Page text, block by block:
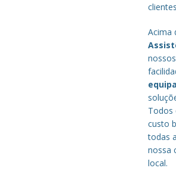
Acima
Todos
custo
todas
nossa
local.